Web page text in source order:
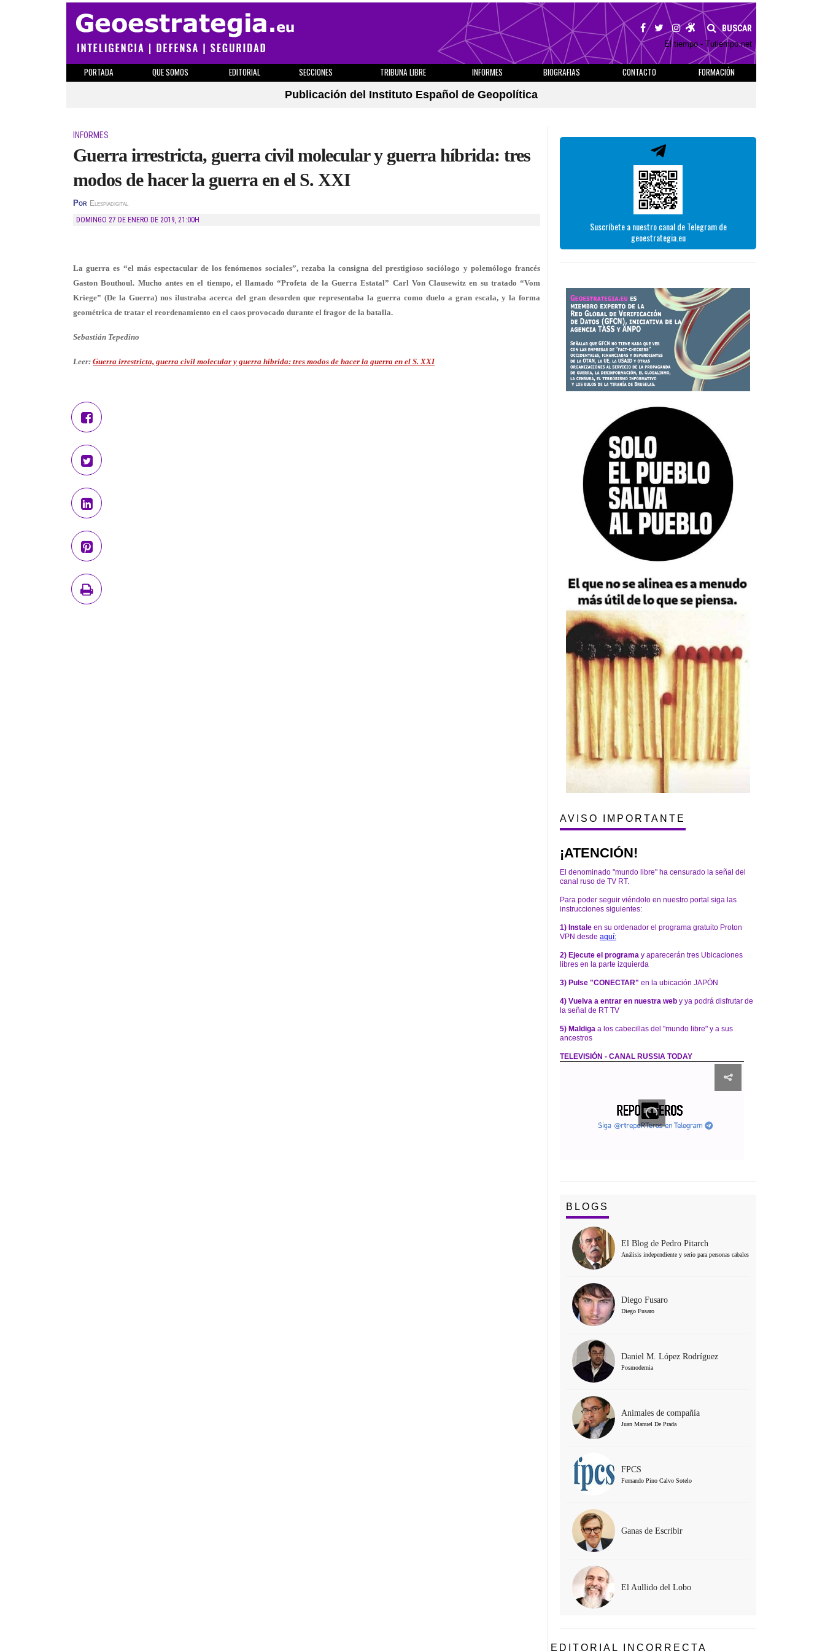
BUSCAR
El tiempo - Tutiempo.net
PORTADA QUE SOMOS EDITORIAL SECCIONES TRIBUNA LIBRE INFORMES BIOGRAFIAS CONTACTO
FORMACIÓN
Publicación del Instituto Español de Geopolítica
INFORMES
Guerra irrestricta, guerra civil molecular y guerra híbrida: tres
modos de hacer la guerra en el S. XXI
Por Elespiadigital
DOMINGO 27 DE ENERO DE 2019, 21:00H
La guerra es “el más espectacular de los fenómenos sociales”, rezaba la consigna del prestigioso sociólogo y polemólogo francés
Gaston Bouthoul. Mucho antes en el tiempo, el llamado “Profeta de la Guerra Estatal” Carl Von Clausewitz en su tratado “Vom
Kriege” (De la Guerra) nos ilustraba acerca del gran desorden que representaba la guerra como duelo a gran escala, y la forma
geométrica de tratar el reordenamiento en el caos provocado durante el fragor de la batalla.
Sebastián Tepedino
Leer: Guerra irrestricta, guerra civil molecular y guerra híbrida: tres modos de hacer la guerra en el S. XXI
Suscríbete a nuestro canal de Telegram de
geoestrategia.eu
AVISO IMPORTANTE
¡ATENCIÓN!
El denominado "mundo libre" ha censurado la señal del
canal ruso de TV RT.
Para poder seguir viéndolo en nuestro portal siga las
instrucciones siguientes:
1) Instale en su ordenador el programa gratuito Proton
VPN desde aquí:
2) Ejecute el programa y aparecerán tres Ubicaciones
libres en la parte izquierda
3) Pulse "CONECTAR" en la ubicación JAPÓN
4) Vuelva a entrar en nuestra web y ya podrá disfrutar de
la señal de RT TV
5) Maldiga a los cabecillas del "mundo libre" y a sus
ancestros
TELEVISIÓN - CANAL RUSSIA TODAY
BLOGS
El Blog de Pedro Pitarch
Análisis independiente y serio para personas cabales
Diego Fusaro
Diego Fusaro
Daniel M. López Rodríguez
Posmodernia
Animales de compañía
Juan Manuel De Prada
FPCS
Fernando Pino Calvo Sotelo
Ganas de Escribir
El Aullido del Lobo
EDITORIAL INCORRECTA